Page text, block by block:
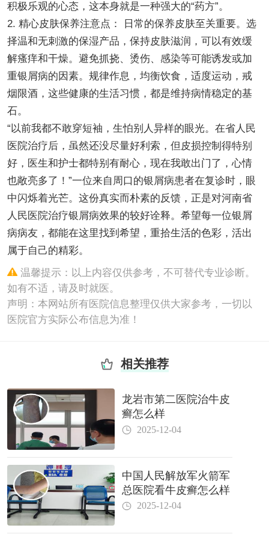
积极乐观的心态，这本身就是一种强大的“药方”。
2. 精心皮肤保养注意点： 日常的保养皮肤至关重要。选
择温和无刺激的保湿产品，保持皮肤滋润，可以有效缓
解瘙痒和干燥。避免抓挠、烫伤、感染等可能诱发或加
重银屑病的因素。规律作息，均衡饮食，适度运动，戒
烟限酒，这些健康的生活习惯，都是维持病情稳定的基
石。
“以前我都不敢穿短袖，生怕别人异样的眼光。在省人民
医院治疗后，虽然还没尽量好利索，但皮损控制得特别
好，医生和护士都特别有耐心，现在我敢出门了，心情
也敞亮多了！”一位来自周口的银屑病患者在复诊时，眼
中闪烁着光芒。这份真实而朴素的反馈，正是对河南省
人民医院治疗银屑病效果的较好诠释。希望每一位银屑
病病友，都能在这里找到希望，重拾生活的色彩，活出
属于自己的精彩。
温馨提示：以上内容仅供参考，不可替代专业诊断。
如有不适，请及时就医。
声明：本网站所有医院信息整理仅供大家参考，一切以
医院官方实际公布信息为准！
相关推荐
龙岩市第二医院治牛皮
癣怎么样
2025-12-04
中国人民解放军火箭军
总医院看牛皮癣怎么样
2025-12-04